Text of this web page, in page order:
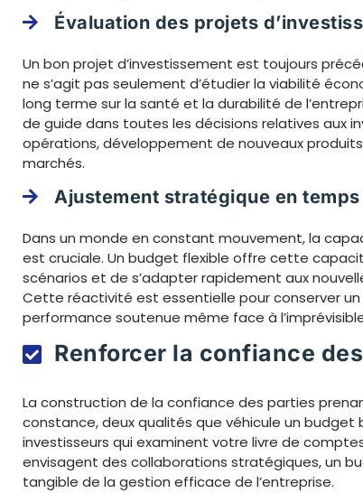
Évaluation des projets
Un bon projet d’investissement est toujours
ne s’agit pas seulement d’étudier la viabilité
long terme sur la santé et la durabilité de
de guide dans toutes les décisions relatives aux
opérations, développement de nouveaux
marchés.
Ajustement stratégique en
Dans un monde en constant mouvement, la
est cruciale. Un budget flexible offre cette
scénarios et de s’adapter rapidement aux
Cette réactivité est essentielle pour conserver
performance soutenue même face à
Renforcer la confiance
La construction de la confiance des parties
constance, deux qualités que véhicule un budget
investisseurs qui examinent votre livre de
envisagent des collaborations stratégiques, un
tangible de la gestion efficace de l’entreprise.